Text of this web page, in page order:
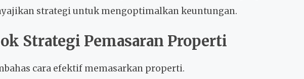
strategi untuk mengoptimalkan keuntungan.
Strategi Pemasaran Properti
cara efektif memasarkan properti.